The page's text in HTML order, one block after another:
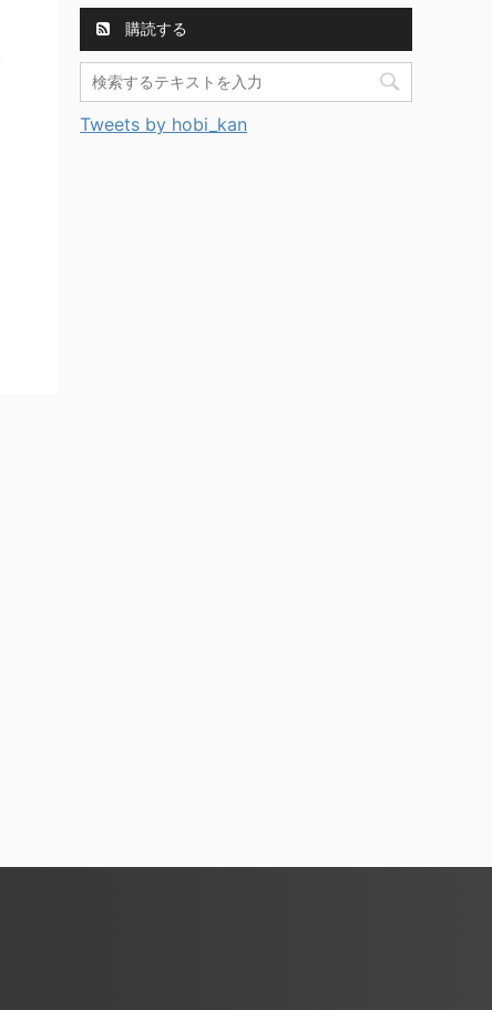
購読する
Tweets by hobi_kan